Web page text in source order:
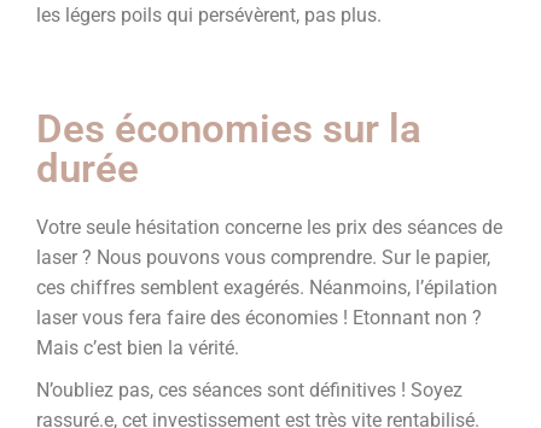
les légers poils qui persévèrent, pas plus.
Des économies sur la
durée
Votre seule hésitation concerne les prix des séances de
laser ? Nous pouvons vous comprendre. Sur le papier,
ces chiffres semblent exagérés. Néanmoins, l’épilation
laser vous fera faire des économies ! Etonnant non ?
Mais c’est bien la vérité.
N’oubliez pas, ces séances sont définitives ! Soyez
rassuré.e, cet investissement est très vite rentabilisé.